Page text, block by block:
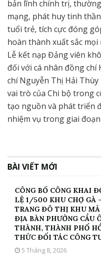
bản lĩnh chính trị,
mạng, phát huy tinh
tuổi trẻ, tích cực đóng
hoàn thành xuất sắc
Lễ kết nạp Đảng viên
đối với cá nhân đồng chí
chí Nguyễn Thị Hải
vai trò của Chi bộ trong
tạo nguồn và phát triển
nhiệm vụ trong giai
BÀI VIẾT MỚI
CÔNG BỐ CÔNG KHAI
LỆ 1/500 KHU CHỢ GÀ
TRANG ĐÔ THỊ KHU MẢ
ĐỊA BÀN PHƯỜNG CẦU
THÀNH, THÀNH PHỐ
THỨC ĐỐI TÁC CÔNG
5 Tháng 8, 2026